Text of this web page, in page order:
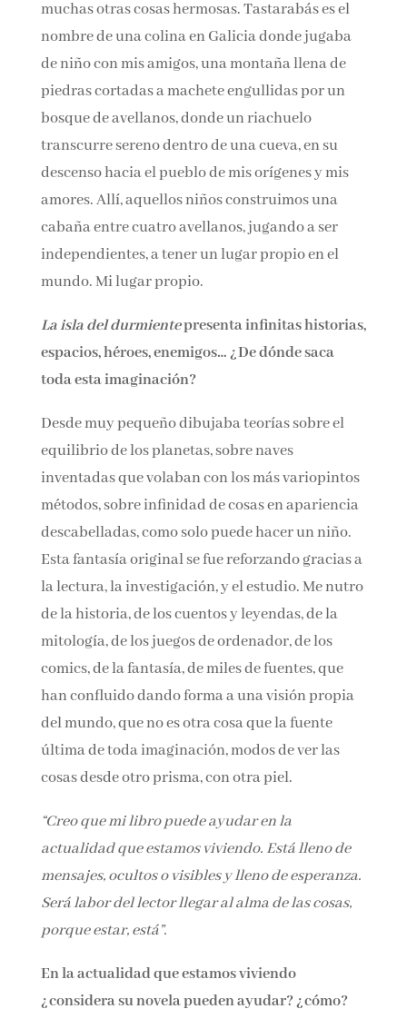
muchas otras cosas hermosas. Tastarabás es el
nombre de una colina en Galicia donde jugaba
de niño con mis amigos, una montaña llena de
piedras cortadas a machete engullidas por un
bosque de avellanos, donde un riachuelo
transcurre sereno dentro de una cueva, en su
descenso hacia el pueblo de mis orígenes y mis
amores. Allí, aquellos niños construimos una
cabaña entre cuatro avellanos, jugando a ser
independientes, a tener un lugar propio en el
mundo. Mi lugar propio.
La isla del durmientepresenta infinitas
historias, espacios, héroes, enemigos… ¿De
dónde saca toda esta imaginación?
Desde muy pequeño dibujaba teorías sobre el
equilibrio de los planetas, sobre naves
inventadas que volaban con los más
variopintos métodos, sobre infinidad de cosas
en apariencia descabelladas, como solo puede
hacer un niño. Esta fantasía original se fue
reforzando gracias a la lectura, la
investigación, y el estudio. Me nutro de la
historia, de los cuentos y leyendas, de la
mitología, de los juegos de ordenador, de los
comics, de la fantasía, de miles de fuentes, que
han confluido dando forma a una visión propia
del mundo, que no es otra cosa que la fuente
última de toda imaginación, modos de ver las
“Creo que mi libro puede ayudar en la
actualidad que estamos viviendo. Está lleno de
mensajes, ocultos o visibles y lleno de
esperanza. Será labor del lector llegar al alma
En la actualidad que estamos viviendo